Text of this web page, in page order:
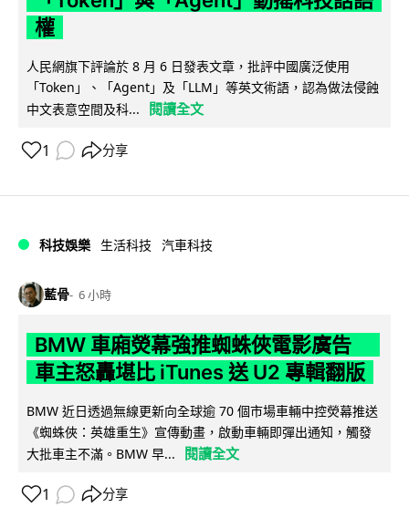
權
人民網旗下評論於 8 月 6 日發表文章，批評中國廣泛使用
「Token」、「Agent」及「LLM」等英文術語，認為做法侵蝕
中文表意空間及科...
閱讀全文
1 分享
科技娛樂 生活科技 汽車科技
藍骨 6 小時
BMW 車廂熒幕強推蜘蛛俠電影廣告
車主怒轟堪比 iTunes 送 U2 專輯翻版
BMW 近日透過無線更新向全球逾 70 個市場車輛中控熒幕推送
《蜘蛛俠：英雄重生》宣傳動畫，啟動車輛即彈出通知，觸發
大批車主不滿。BMW 早...
閱讀全文
1 分享